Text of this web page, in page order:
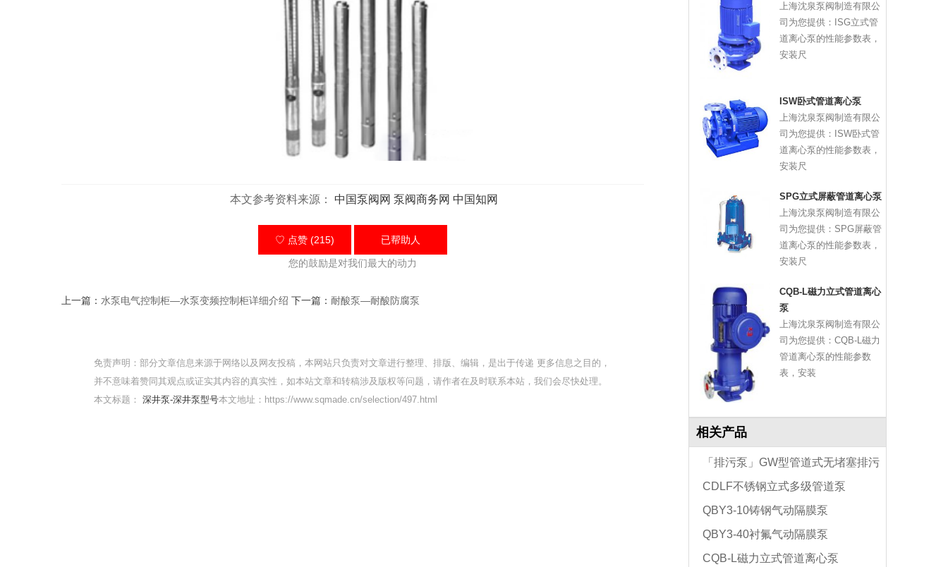
本文参考资料来源： 中国泵阀网 泵阀商务网 中国知网
♡ 点赞 (215) 已帮助人
您的鼓励是对我们最大的动力
上一篇： 水泵电气控制柜—水泵变频控制柜详细介绍 下一篇： 耐酸泵—耐酸防腐泵
免责声明：部分文章信息来源于网络以及网友投稿，本网站只负责对文章进行整理、排版、编辑，是出于传递 更多信息之目的，
并不意味着赞同其观点或证实其内容的真实性，如本站文章和转稿涉及版权等问题，请作者在及时联系本站，我们会尽快处理。
本文标题： 深井泵-深井泵型号本文地址：https://www.sqmade.cn/selection/497.html
上海沈泉泵阀制造有限公
司为您提供：ISG立式管
道离心泵的性能参数表，
安装尺
ISW卧式管道离心泵
上海沈泉泵阀制造有限公
司为您提供：ISW卧式管
道离心泵的性能参数表，
安装尺
SPG立式屏蔽管道离心泵
上海沈泉泵阀制造有限公
司为您提供：SPG屏蔽管
道离心泵的性能参数表，
安装尺
CQB-L磁力立式管道离心
泵
上海沈泉泵阀制造有限公
司为您提供：CQB-L磁力
管道离心泵的性能参数
表，安装
相关产品
「排污泵」GW型管道式无堵塞排污
CDLF不锈钢立式多级管道泵
QBY3-10铸钢气动隔膜泵
QBY3-40衬氟气动隔膜泵
CQB-L磁力立式管道离心泵